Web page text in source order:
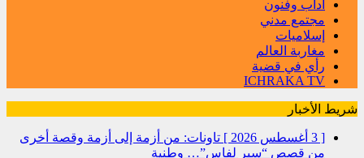
آداب وفنون
مجتمع مدني
إسلاميات
مغاربة العالم
رأي في قضية
ICHRAKA TV
شريط الأخبار
[ 3 أغسطس 2026 ]
تاونات: من أزمة إلى أزمة وقصة أخرى
من قصص “سير لفاس”… وطنية